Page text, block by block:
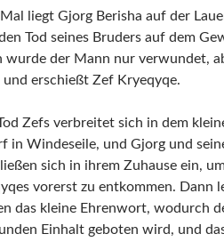
liegt Gjorg Berisha auf der
Tod seines Bruders auf dem
wurde der Mann nur verwundet,
erschießt Zef Kryeqyqe.
Zefs verbreitet sich in dem
in Windeseile, und Gjorg und
sich in ihrem Zuhause ein,
vorerst zu entkommen. Dann
das kleine Ehrenwort, wodurch
Einhalt geboten wird, und